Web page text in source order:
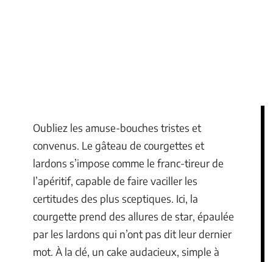
Oubliez les amuse-bouches tristes et
convenus. Le gâteau de courgettes et
lardons s’impose comme le franc-tireur de
l’apéritif, capable de faire vaciller les
certitudes des plus sceptiques. Ici, la
courgette prend des allures de star, épaulée
par les lardons qui n’ont pas dit leur dernier
mot. À la clé, un cake audacieux, simple à